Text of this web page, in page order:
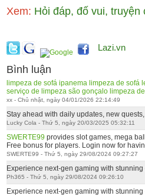
Xem: Hỏi đáp, đố vui,
Lazi.vn
Bình luận
limpeza de sofá ipanema limpeza de sofá
serviço de limpeza são gonçalo limpeza
xx - Chủ nhật, ngày 04/01/2026 22:14:49
Stay ahead with daily updates, new
Lucky Cola - Thứ 5, ngày 20/03/2025 05:32:11
SWERTE99 provides slot games, mega
Free bonus for players. Login now for
SWERTE99 - Thứ 5, ngày 29/08/2024 09:27:27
Experience next-gen gaming with
Ph365 - Thứ 5, ngày 29/08/2024 09:26:10
Experience next-gen gaming with